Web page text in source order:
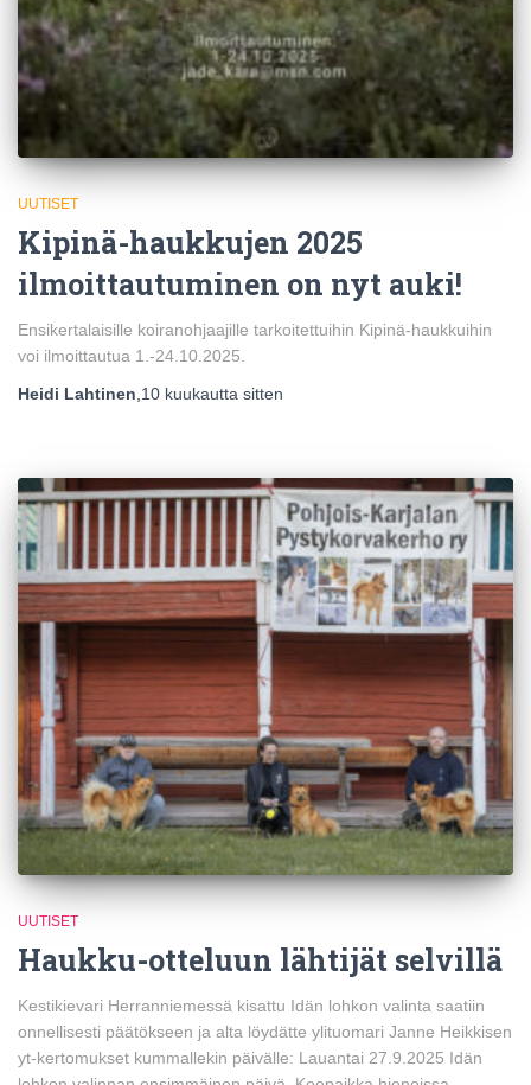
UUTISET
Kipinä-haukkujen 2025
ilmoittautuminen on nyt auki!
Ensikertalaisille koiranohjaajille tarkoitettuihin Kipinä-haukkuihin
voi ilmoittautua 1.-24.10.2025.
Heidi Lahtinen 10 kuukautta sitten
UUTISET
Haukku-otteluun lähtijät selvillä
Kestikievari Herranniemessä kisattu Idän lohkon valinta saatiin
onnellisesti päätökseen ja alta löydätte ylituomari Janne Heikkisen
yt-kertomukset kummallekin päivälle: Lauantai 27.9.2025 Idän